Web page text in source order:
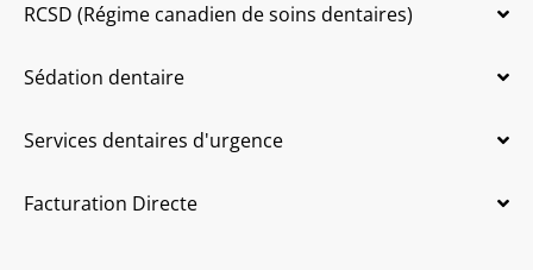
RCSD (Régime canadien de soins dentaires)
Sédation dentaire
Services dentaires d'urgence
Facturation Directe